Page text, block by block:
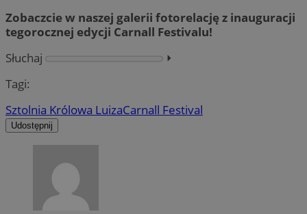
Zobaczcie w naszej galerii fotorelację z inauguracji
tegorocznej edycji Carnall Festivalu!
Słuchaj
⏵︎
Tagi:
Sztolnia Królowa LuizaCarnall Festival
Udostępnij